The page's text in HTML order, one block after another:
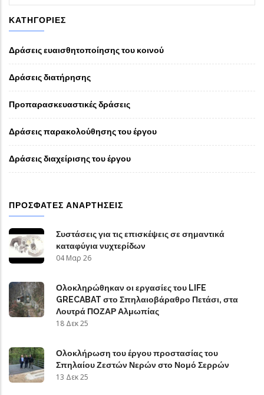
ΚΑΤΗΓΟΡΊΕΣ
Δράσεις ευαισθητοποίησης του κοινού
Δράσεις διατήρησης
Προπαρασκευαστικές δράσεις
Δράσεις παρακολούθησης του έργου
Δράσεις διαχείρισης του έργου
ΠΡΌΣΦΑΤΕΣ ΑΝΑΡΤΉΣΕΙΣ
Συστάσεις για τις επισκέψεις σε σημαντικά
καταφύγια νυχτερίδων
04 Μαρ 26
Ολοκληρώθηκαν οι εργασίες του LIFE
GRECABAT στο Σπηλαιοβάραθρο Πετάσι, στα
Λουτρά ΠΟΖΑΡ Αλμωπίας
18 Δεκ 25
Ολοκλήρωση του έργου προστασίας του
Σπηλαίου Ζεστών Νερών στο Νομό Σερρών
13 Δεκ 25